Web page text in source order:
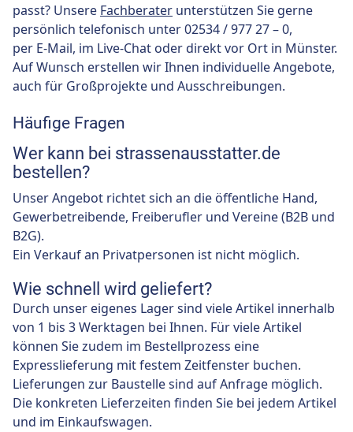
passt? Unsere Fachberater unterstützen Sie gerne
persönlich telefonisch unter 02534 / 977 27 – 0,
per E-Mail, im Live-Chat oder direkt vor Ort in Münster.
Auf Wunsch erstellen wir Ihnen individuelle Angebote,
auch für Großprojekte und Ausschreibungen.
Häufige Fragen
Wer kann bei strassenausstatter.de
bestellen?
Unser Angebot richtet sich an die öffentliche Hand,
Gewerbetreibende, Freiberufler und Vereine (B2B und
B2G).
Ein Verkauf an Privatpersonen ist nicht möglich.
Wie schnell wird geliefert?
Durch unser eigenes Lager sind viele Artikel innerhalb
von 1 bis 3 Werktagen bei Ihnen. Für viele Artikel
können Sie zudem im Bestellprozess eine
Expresslieferung mit festem Zeitfenster buchen.
Lieferungen zur Baustelle sind auf Anfrage möglich.
Die konkreten Lieferzeiten finden Sie bei jedem Artikel
und im Einkaufswagen.